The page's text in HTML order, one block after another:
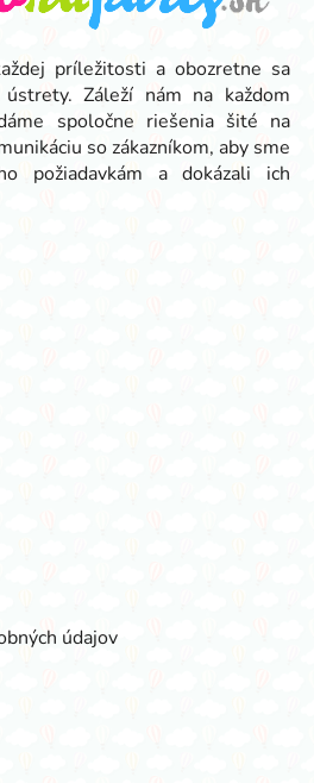
príležitosti a obozretne sa
Záleží nám na každom
spoločne riešenia šité na
so zákazníkom, aby sme
požiadavkám a dokázali ich
údajov